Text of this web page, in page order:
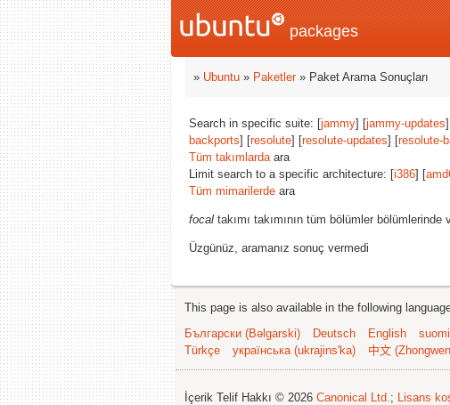
packages
» Ubuntu » Paketler» Paket Arama Sonuçları
Search in specific suite: [jammy] [jammy-updates
backports] [resolute] [resolute-updates] [resolute-
Tüm takımlardaara
Limit search to a specific architecture: [i386] [
Tüm mimarilerde ara
focal takımı takımının tüm bölümler bölümlerinde
Üzgünüz, aramanız sonuç vermedi
This page is also available in the following
Български (Bəlgarski)
Deutsch English suomi
Türkçe
українська (ukrajins'ka) 中文
İçerik Telif Hakkı © 2026 Canonical Ltd.; Lisans